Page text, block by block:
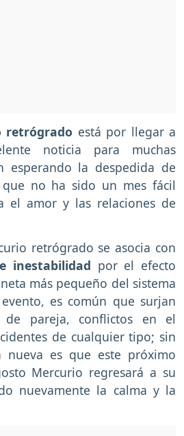
retrógrado está por llegar a
noticia para muchas
esperando la despedida de
no ha sido un mes fácil
el amor y las relaciones de
retrógrado se asocia con
inestabilidad por el efecto
más pequeño del sistema
es común que surjan
de pareja, conflictos en el
de cualquier tipo; sin
nueva es que este próximo
Mercurio regresará a su
nuevamente la calma y la